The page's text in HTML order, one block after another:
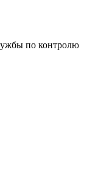
по контролю